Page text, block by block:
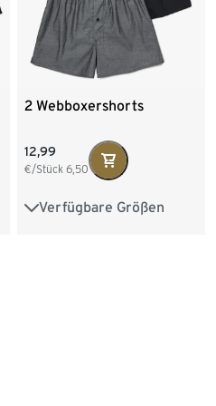
2 Webboxershorts
12,99
€/Stück 6,50
Verfügbare Größen
S/4 M/5 L/6